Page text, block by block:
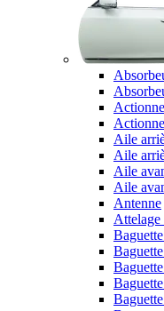
Aile
Aile
Aile
Aile
Antenne
Attelage